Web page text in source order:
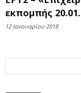
εκπομπής
12 Ιανουαρίου 2018